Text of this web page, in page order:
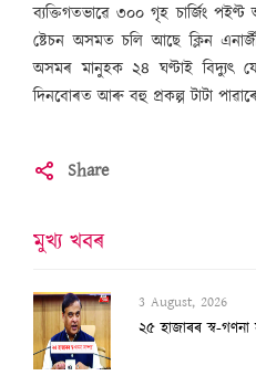
ব্যক্তিগতভাৱে ৩০০ গৃহ চাৰ্জিং
ষ্টেচন অসমত চলি আছে ক্লিন
অসমৰ মানুহক ২৪ ঘণ্টাই বিদ্যুৎ
দিনবোৰত আৰু বহু প্ৰকল্প টাটা
Share
মুখ্য খবৰ
3 August, 2026
২৫ হাজাৰৰ স্ব-গণনা